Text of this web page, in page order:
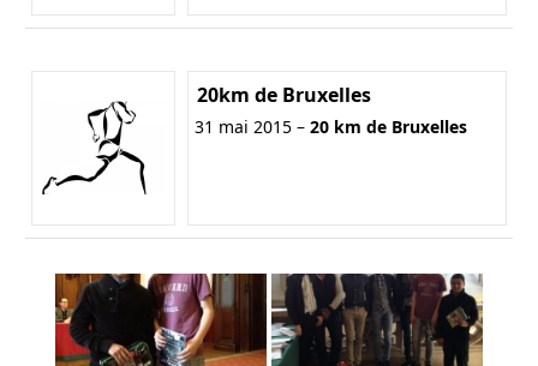
20km de Bruxelles
31 mai 2015 – 20 km de Bruxelles